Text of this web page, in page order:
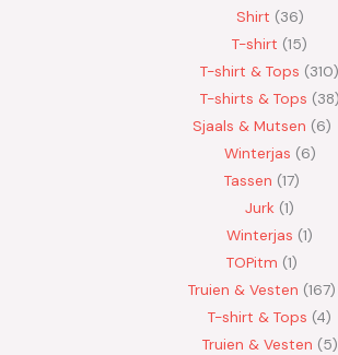
Shirt 36
T-shirt 15
T-shirt & Tops 310
T-shirts & Tops 38
Sjaals & Mutsen 6
Winterjas 6
Tassen 17
Jurk 1
Winterjas 1
TOPitm 1
Truien & Vesten 167
T-shirt & Tops 4
Truien & Vesten 5